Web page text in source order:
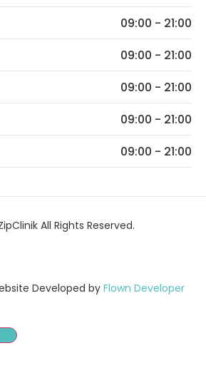
09:00 - 21:00
09:00 - 21:00
09:00 - 21:00
09:00 - 21:00
09:00 - 21:00
All Rights Reserved.
Developed by Flown Developer